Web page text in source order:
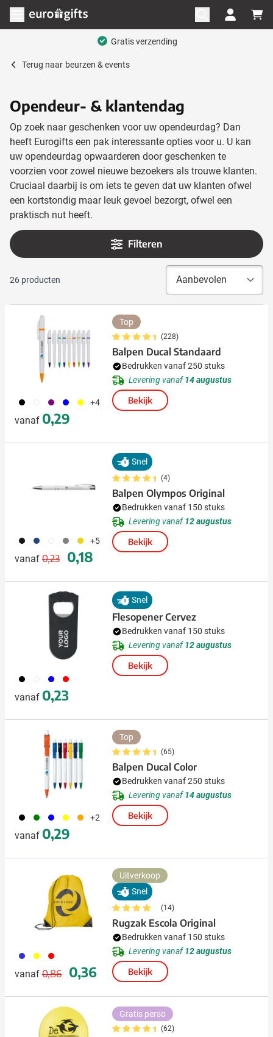
Ga naar de inhoud
Menu openen
Mega assortiment
Terug naar beurzen & events
Opendeur- & klantendag
Op zoek naar geschenken voor uw opendeurdag? Dan
heeft Eurogifts een pak interessante opties voor u. U kan
uw opendeurdag opwaarderen door geschenken te
voorzien voor zowel nieuwe bezoekers als trouwe klanten.
Cruciaal daarbij is om iets te geven dat uw klanten ofwel
een kortstondig maar leuk gevoel bezorgt, ofwel een
praktisch nut heeft.
Filteren
26 producten
001 002 024 005 006 +4
vanaf 0,29
Top
(228)
Balpen Ducal Standaard
Bedrukken vanaf 250 stuks
Levering vanaf14 augustus
Bekijk
001 023 002 003 006 +5
vanaf
Normale prijs
0,23
Speciale prijs
0,18
Snel
(4)
Balpen Olympos Original
Bedrukken vanaf 150 stuks
Levering vanaf12 augustus
Bekijk
001 002 005 008
vanaf 0,23
Snel
Flesopener Cervez
Bedrukken vanaf 150 stuks
Levering vanaf12 augustus
Bekijk
001 004 005 006 007 +2
vanaf 0,29
Top
(65)
Balpen Ducal Color
Bedrukken vanaf 250 stuks
Levering vanaf14 augustus
Bekijk
023 006 008
vanaf
Normale prijs
0,86
Speciale prijs
0,36
Uitverkoop
Snel
(14)
Rugzak Escola Original
Bedrukken vanaf 150 stuks
Levering vanaf12 augustus
Bekijk
Gratis perso
(62)